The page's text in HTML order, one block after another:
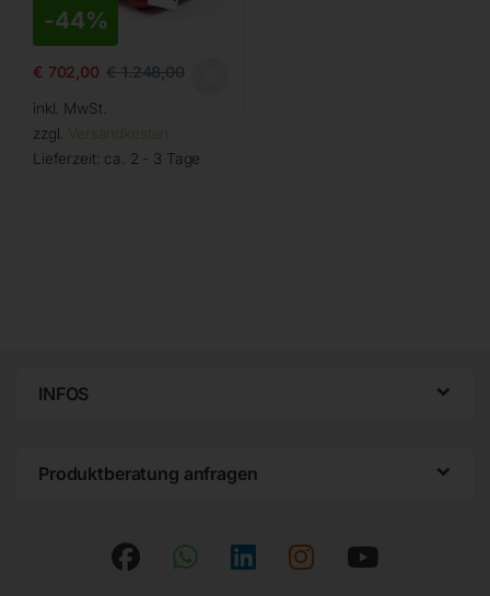
-44%
€ 702,00 €1.248,00
inkl. MwSt.
zzgl. Versandkosten
Lieferzeit: ca. 2 - 3 Tage
INFOS
Produktberatung anfragen